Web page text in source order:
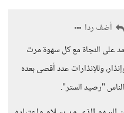
أضف ردا
على النجاة مع كل سهوة مرت
وللإنذارات عدد أقصى بعده
"رصيد الستر".